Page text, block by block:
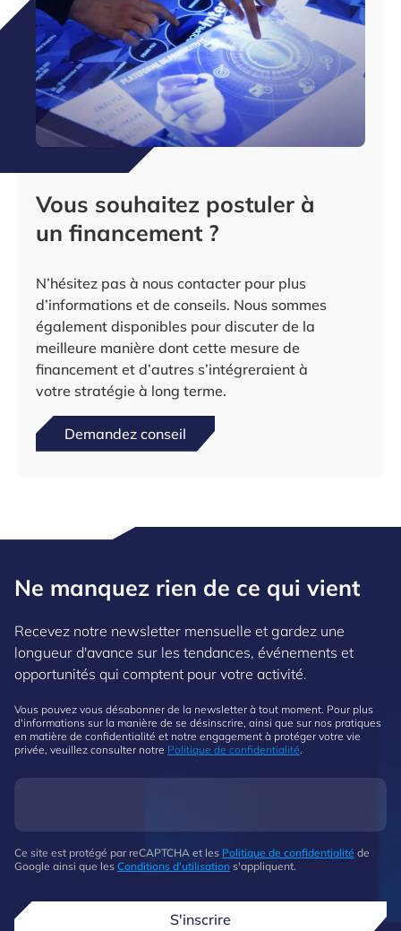
Vous souhaitez postuler à
un financement ?
N’hésitez pas à nous contacter pour plus
d’informations et de conseils. Nous sommes
également disponibles pour discuter de la
meilleure manière dont cette mesure de
financement et d’autres s’intégreraient à
votre stratégie à long terme.
Demandez conseil
Ne manquez rien de ce qui vient
Recevez notre newsletter mensuelle et gardez une
longueur d'avance sur les tendances, événements et
opportunités qui comptent pour votre activité.
Vous pouvez vous désabonner de la newsletter à tout moment. Pour plus
d'informations sur la manière de se désinscrire, ainsi que sur nos pratiques
en matière de confidentialité et notre engagement à protéger votre vie
privée, veuillez consulter notre Politique de confidentialité
Ce site est protégé par reCAPTCHA et les Politique de confidentialité de
Google ainsi que les Conditions d'utilisation s'appliquent.
S'inscrire